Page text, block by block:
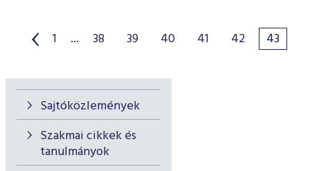
Sajtóközlemények
Szakmai cikkek és
tanulmányok
1 ... 38 39 40 41 42 43